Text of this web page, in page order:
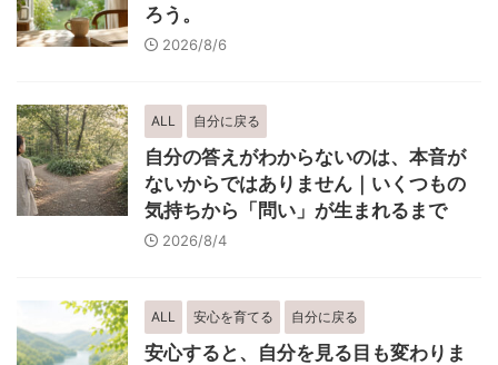
ろう。
2026/8/6
ALL 自分に戻る
自分の答えがわからないのは、本音が
ないからではありません｜いくつもの
気持ちから「問い」が生まれるまで
2026/8/4
ALL 安心を育てる 自分に戻る
安心すると、自分を見る目も変わりま